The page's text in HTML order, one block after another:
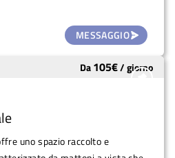
MESSAGGIO
in un’atmosfera unica. Le
insieme al campanile
il fascino del passato si fonde
Da105€/giorno
uno spazio raccolto e